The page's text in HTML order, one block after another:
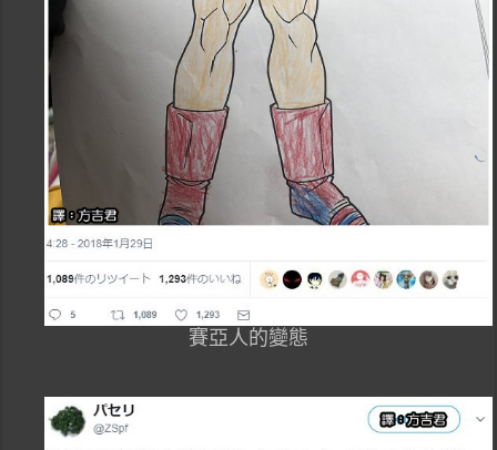
賽亞人的變態